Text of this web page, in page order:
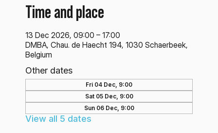
Time and place
13 Dec 2026, 09:00 – 17:00
DMBA, Chau. de Haecht 194, 1030 Schaerbeek,
Belgium
Other dates
Fri 04 Dec, 9:00
Sat 05 Dec, 9:00
Sun 06 Dec, 9:00
View all 5 dates